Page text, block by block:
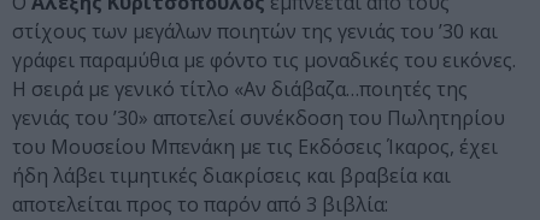
στίχους των μεγάλων ποιητών της γενιάς του ’30 και
γράφει παραμύθια με φόντο τις μοναδικές του εικόνες.
Η σειρά με γενικό τίτλο «Αν διάβαζα…ποιητές της
γενιάς του ’30» αποτελεί συνέκδοση του Πωλητηρίου
του Μουσείου Μπενάκη με τις Εκδόσεις Ίκαρος, έχει
ήδη λάβει τιμητικές διακρίσεις και βραβεία και
αποτελείται προς το παρόν από 3 βιβλία: